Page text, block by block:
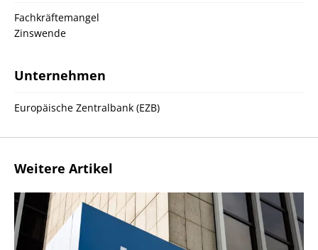
Fachkräftemangel
Zinswende
Unternehmen
Europäische Zentralbank (EZB)
Weitere Artikel